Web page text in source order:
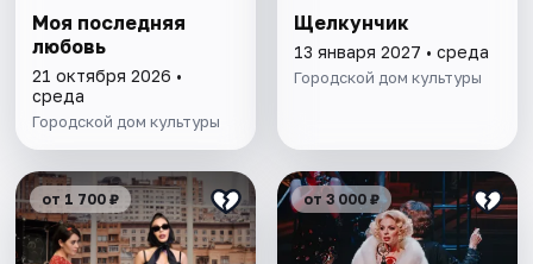
Моя последняя
любовь
21 октября 2026 •
среда
Городской дом культуры
Щелкунчик
13 января 2027 • среда
Городской дом культуры
от 1 700 ₽ от 3 000 ₽